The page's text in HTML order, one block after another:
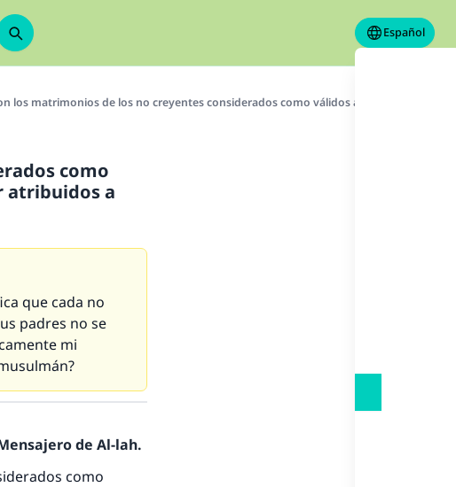
Español
los matrimonios de los no creyentes considerados como válidos ante la ley
como
atribuidos a
que cada no
padres no se
mi
de Al-lah.
como